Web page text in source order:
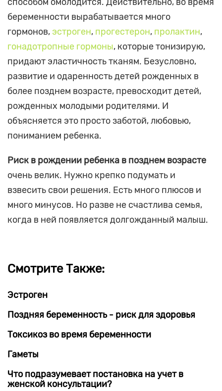
беременности вырабатывается много
гормонов, эстроген, прогестерон, пролактин,
гонадотропные гормоны, которые тонизирую,
придают эластичность тканям. Безусловно,
развитие и одаренность детей рожденных в
более позднем возрасте, превосходит детей,
рожденных молодыми родителями. И
объясняется это просто заботой, любовью,
пониманием ребенка.
Риск в рождении ребенка в позднем возрасте
очень велик. Нужно крепко подумать и
взвесить свои решения. Есть много плюсов и
много минусов. Но разве не счастлива семья,
когда в ней появляется долгожданный малыш.
Смотрите Также:
Эстроген
Поздняя беременность - риск для здоровья
Токсикоз во время беременности
Гаметы
Что подразумевает постановка на учет в
женской консультации?